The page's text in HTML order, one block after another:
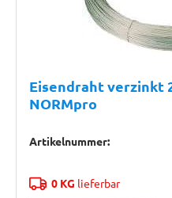
Eisendraht verzinkt
NORMpro
Artikelnummer:
0 KG lieferbar